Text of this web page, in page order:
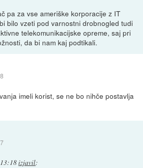
pa za vse ameriške korporacije z IT
bilo vzeti pod varnostni drobnogled tudi
telekomunikacijske opreme, saj pri
da bi nam kaj podtikali.
imeli korist, se ne bo nihče postavlja
izjavil: